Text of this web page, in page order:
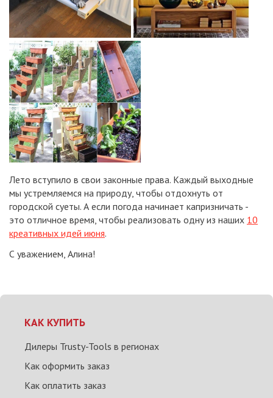
Лето вступило в свои законные права. Каждый выходные
мы устремляемся на природу, чтобы отдохнуть от
городской суеты. А если погода начинает капризничать -
это отличное время, чтобы реализовать одну из наших 10
креативных идей июня.
С уважением, Алина!
КАК КУПИТЬ
Дилеры Trusty-Tools в регионах
Как оформить заказ
Как оплатить заказ